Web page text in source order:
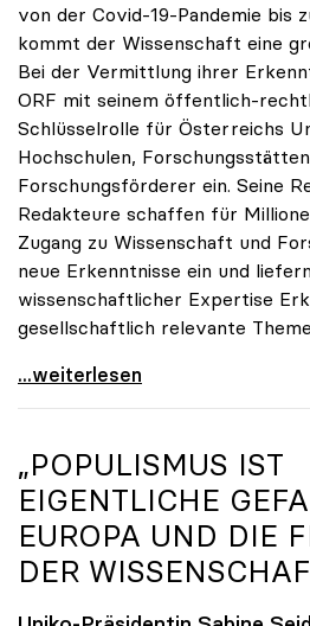
von der Covid-19-Pandemie bis
kommt der Wissenschaft eine
Bei der Vermittlung ihrer
ORF mit seinem öffentlich-
Schlüsselrolle für Österreichs
Hochschulen,
Forschungsförderer ein. Seine
Redakteure schaffen für
Zugang zu Wissenschaft und
neue Erkenntnisse ein und
wissenschaftlicher Expertise
gesellschaftlich relevante
Zukunft braucht Wissen
...weiterlesen
„POPULISMUS IST
EIGENTLICHE
EUROPA UND DIE
DER